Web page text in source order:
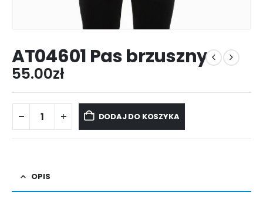
AT04601 Pas brzuszny
55.00zł
DODAJ DO KOSZYKA
OPIS